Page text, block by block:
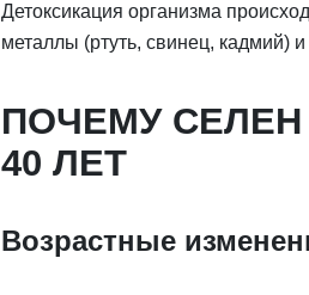
Детоксикация организма
металлы (ртуть, свинец, кадмий)
ПОЧЕМУ
40 ЛЕТ
Возрастные